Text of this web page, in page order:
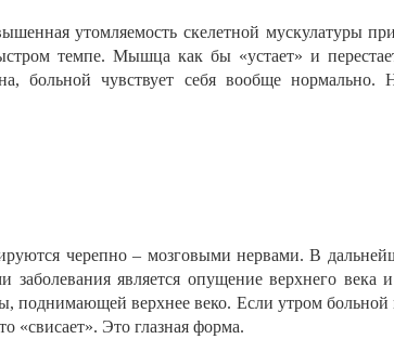
утомляемость скелетной мускулатуры
темпе. Мышца как бы «устает» и
больной чувствует себя вообще нормально.
черепно – мозговыми нервами. В
является опущение верхнего
верхнее веко. Если утром больной
«свисает». Это глазная форма.